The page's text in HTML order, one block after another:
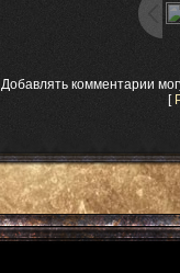
Добавлять комментарии
[